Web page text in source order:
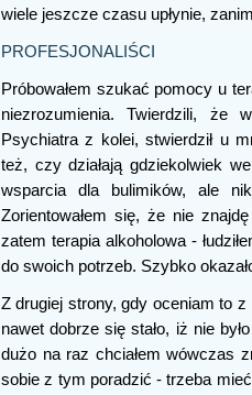
wiele jeszcze czasu upłynie,
PROFESJONALIŚCI
Próbowałem szukać pomocy u
niezrozumienia. Twierdzili,
Psychiatra z kolei, stwierdził u
też, czy działają gdziekolwiek
wsparcia dla bulimików, ale
Zorientowałem się, że nie
zatem terapia alkoholowa -
do swoich potrzeb. Szybko
Z drugiej strony, gdy oceniam to
nawet dobrze się stało, iż nie
dużo na raz chciałem wówczas
sobie z tym poradzić - trzeba